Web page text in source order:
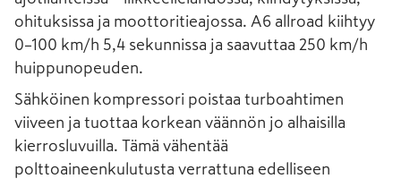
ohituksissa ja moottoritieajossa. A6 allroad kiihtyy
0–100 km/h 5,4 sekunnissa ja saavuttaa 250 km/h
huippunopeuden.
Sähköinen kompressori poistaa turboahtimen
viiveen ja tuottaa korkean väännön jo alhaisilla
kierrosluvuilla. Tämä vähentää
polttoaineenkulutusta verrattuna edelliseen